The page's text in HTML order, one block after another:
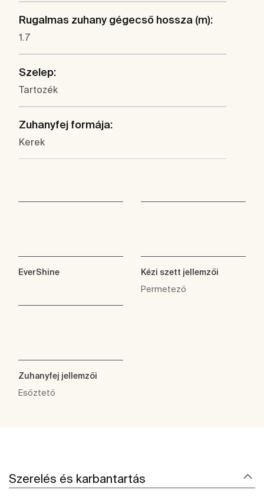
Rugalmas zuhany gégecső hossza (m):
1.7
Szelep:
Tartozék
Zuhanyfej formája:
Kerek
EverShine
Kézi szett jellemzői
Permetező
Zuhanyfej jellemzői
Esőztető
Szerelés és karbantartás